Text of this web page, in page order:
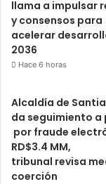
llama a impulsar
y consensos para
acelerar
2036
Hace 6 horas
Alcaldía de
da seguimiento a
por fraude
RD$3.4 MM,
tribunal revisa
coerción